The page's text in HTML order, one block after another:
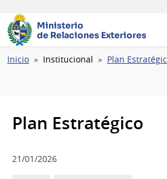
Ministerio
de Relaciones Exteriores
Ruta
Inicio Institucional Plan
Plan Estratégico
21/01/2026